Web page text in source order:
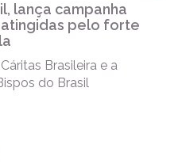
lança campanha
pelo forte
Brasileira e a
do Brasil